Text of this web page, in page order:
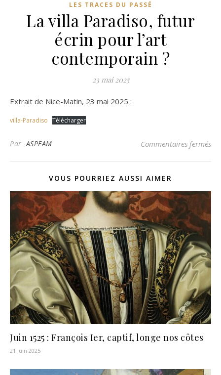
LES TRACES DU PASSÉ
La villa Paradiso, futur
écrin pour l’art
contemporain ?
23 mai 2025
Extrait de Nice-Matin, 23 mai 2025 :
villa-Paradiso Télécharger
ParASPEAM Commentaires fermés
VOUS POURRIEZ AUSSI AIMER
Juin 1525 : François Ier, captif, longe nos côtes
21 juin 2025